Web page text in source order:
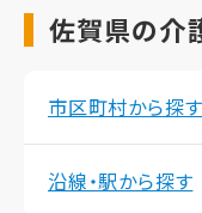
佐賀県の介
市区町村から探す
沿線・駅から探す